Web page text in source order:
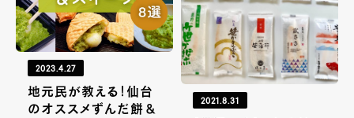
2023.4.27
地元民が教える！仙台
のオススメずんだ餅＆
2021.8.31